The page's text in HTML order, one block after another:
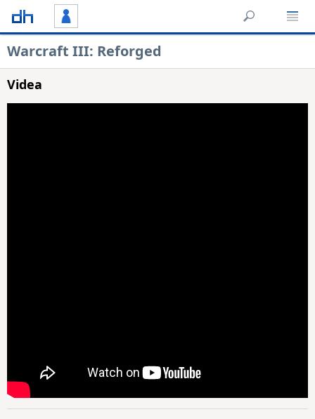
Warcraft III: Reforged
Videa